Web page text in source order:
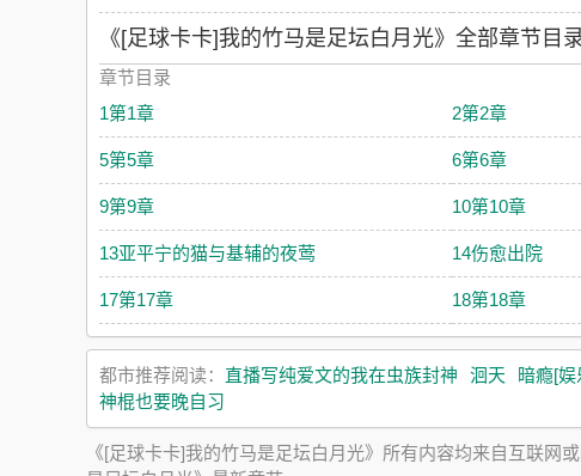
《[足球卡卡]我的竹马是足坛白月光》全部章节目
章节目录
1第1章
2第2章
5第5章 6第6章
9第9章 10第10章
13亚平宁的猫与基辅的夜莺 14伤愈出院
17第17章 18第18章
都市推荐阅读： 直播写纯爱文的我在虫族封神 洄天 暗瘾[
神棍也要晚自习
《[足球卡卡]我的竹马是足坛白月光》所有内容均来自互联